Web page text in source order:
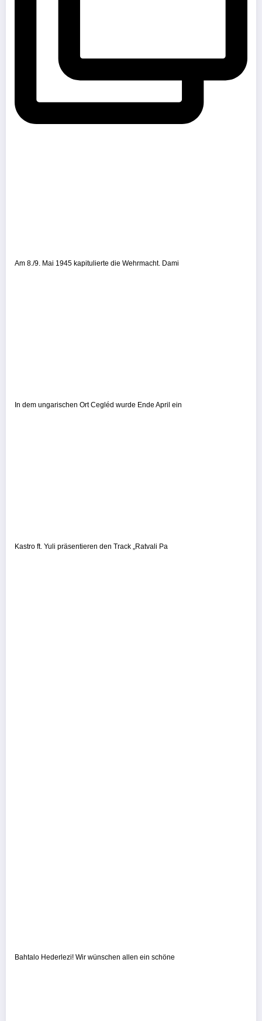
Am 8./9. Mai 1945 kapitulierte die Wehrmacht. Dami
In dem ungarischen Ort Cegléd wurde Ende April ein
Kastro ft. Yuli präsentieren den Track „Ratvali Pa
Bahtalo Hederlezi! Wir wünschen allen ein schöne